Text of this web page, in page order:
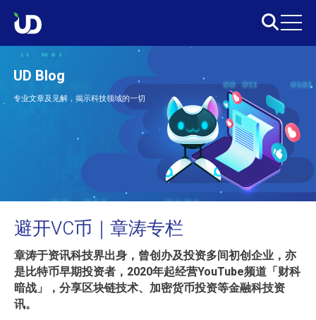
UD Blog
专业文章及见解，揭示科技领域的一切
避开VC币｜章涛专栏
章涛于资讯科技界出身，曾创办及投资多间初创企业，亦
是比特币早期投资者，2020年起经营YouTube频道「财科
暗战」，分享区块链技术、加密货币投资等金融科技资
讯。